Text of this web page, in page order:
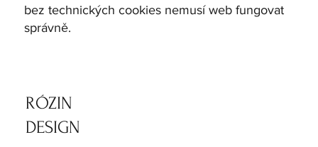
bez technických cookies nemusí web fungovat
správně.
​RÓZIN
DESIGN